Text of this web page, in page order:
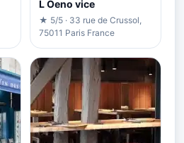
L Oeno vice
★ 5/5 · 33 rue de Crussol,
75011 Paris France